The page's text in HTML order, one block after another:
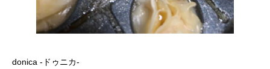
donica -ドゥニカ-